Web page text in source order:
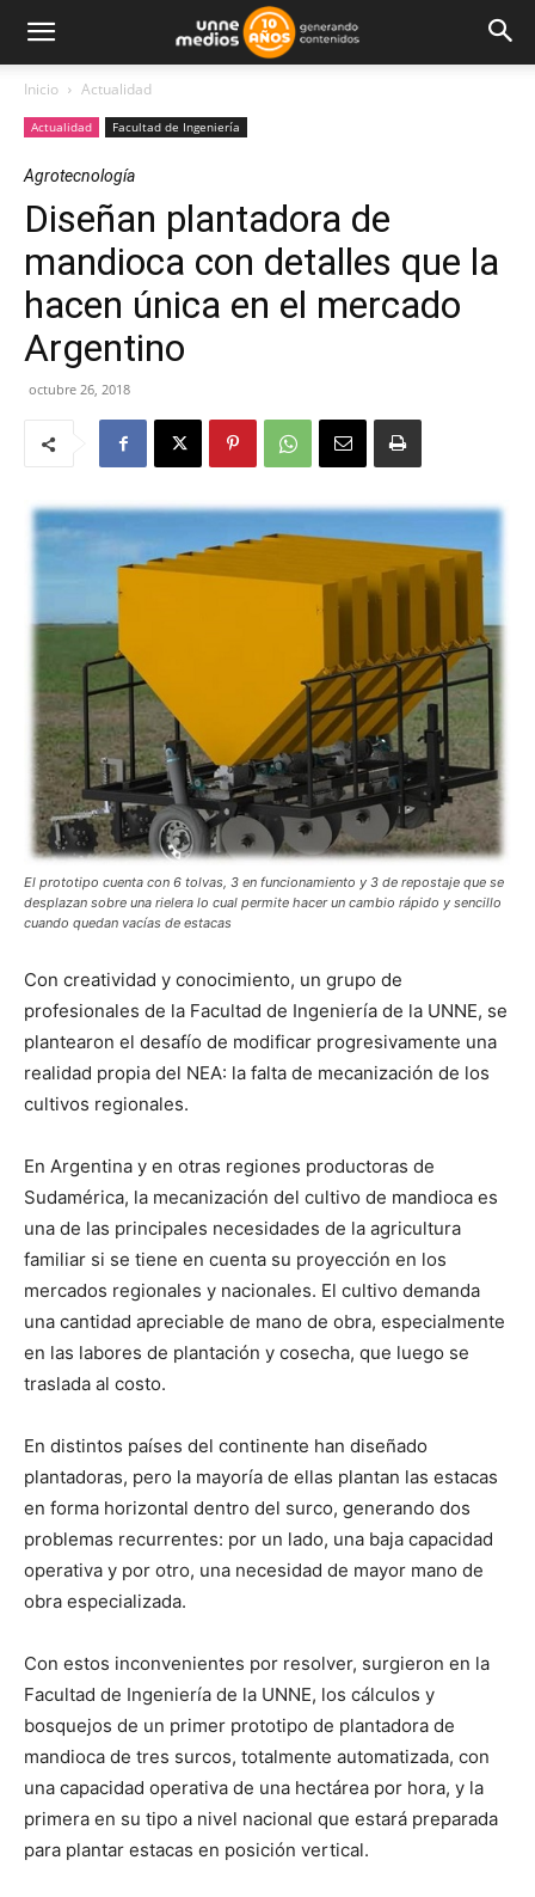
Inicio Actualidad
Actualidad Facultad de Ingeniería
Agrotecnología
Diseñan plantadora de
mandioca con detalles que la
hacen única en el mercado
Argentino
octubre 26, 2018
El prototipo cuenta con 6 tolvas, 3 en funcionamiento y 3 de repostaje que se
desplazan sobre una rielera lo cual permite hacer un cambio rápido y sencillo
cuando quedan vacías de estacas
Con creatividad y conocimiento, un grupo de
profesionales de la Facultad de Ingeniería de la UNNE, se
plantearon el desafío de modificar progresivamente una
realidad propia del NEA: la falta de mecanización de los
cultivos regionales.
En Argentina y en otras regiones productoras de
Sudamérica, la mecanización del cultivo de mandioca es
una de las principales necesidades de la agricultura
familiar si se tiene en cuenta su proyección en los
mercados regionales y nacionales. El cultivo demanda
una cantidad apreciable de mano de obra, especialmente
en las labores de plantación y cosecha, que luego se
traslada al costo.
En distintos países del continente han diseñado
plantadoras, pero la mayoría de ellas plantan las estacas
en forma horizontal dentro del surco, generando dos
problemas recurrentes: por un lado, una baja capacidad
operativa y por otro, una necesidad de mayor mano de
obra especializada.
Con estos inconvenientes por resolver, surgieron en la
Facultad de Ingeniería de la UNNE, los cálculos y
bosquejos de un primer prototipo de plantadora de
mandioca de tres surcos, totalmente automatizada, con
una capacidad operativa de una hectárea por hora, y la
primera en su tipo a nivel nacional que estará preparada
para plantar estacas en posición vertical.